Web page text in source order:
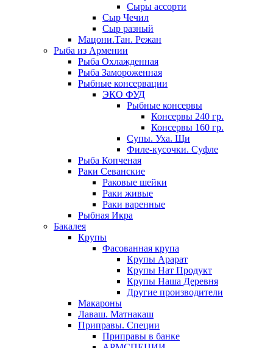
Сыры ассорти
Сыр Чечил
Сыр разный
Мацони.Тан. Режан
Рыба из Армении
Рыба Охлажденная
Рыба Замороженная
Рыбные консервации
ЭКО ФУД
Рыбные консервы
Консервы 240 гр.
Консервы 160 гр.
Супы. Уха. Щи
Филе-кусочки. Суфле
Рыба Копченая
Раки Севанские
Раковые шейки
Раки живые
Раки варенные
Рыбная Икра
Бакалея
Крупы
Фасованная крупа
Крупы Арарат
Крупы Нат Продукт
Крупы Наша Деревня
Другие производители
Макароны
Лаваш. Матнакаш
Приправы. Специи
Приправы в банке